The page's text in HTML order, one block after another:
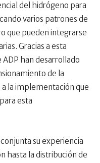
del hidrógeno para
varios patrones de
que pueden integrarse
Gracias a esta
ADP han desarrollado
de la
la implementación que
esta
su experiencia
hasta la distribución de